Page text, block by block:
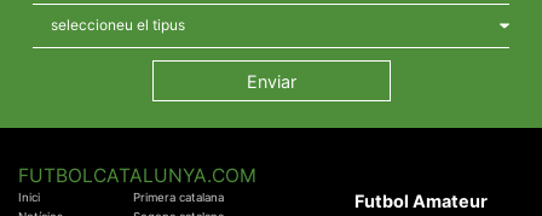
FUTBOLCATALUNYA.COM
Inici
Primera catalana
Futbol Amateur